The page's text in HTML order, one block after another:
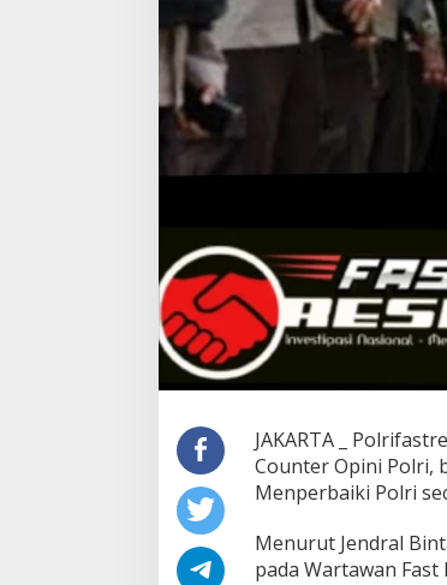
JAKARTA _
Counter Opini Polri,
Menperbaiki Polri
Menurut Jendral
pada Wartawan Fast